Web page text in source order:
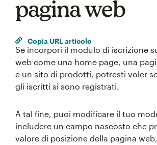
pagina web
Copia URL articolo
Se incorpori il modulo di iscrizione
web come una home page, una
e un sito di prodotti, potresti voler
gli iscritti si sono registrati.
A tal fine, puoi modificare il tuo
includere un campo nascosto che
valore di posizione della pagina